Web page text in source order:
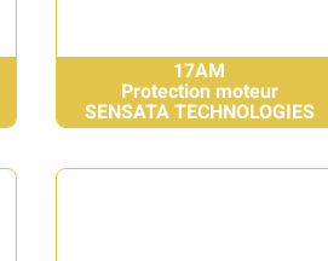
17AM
Protection moteur
SENSATA TECHNOLOGIES